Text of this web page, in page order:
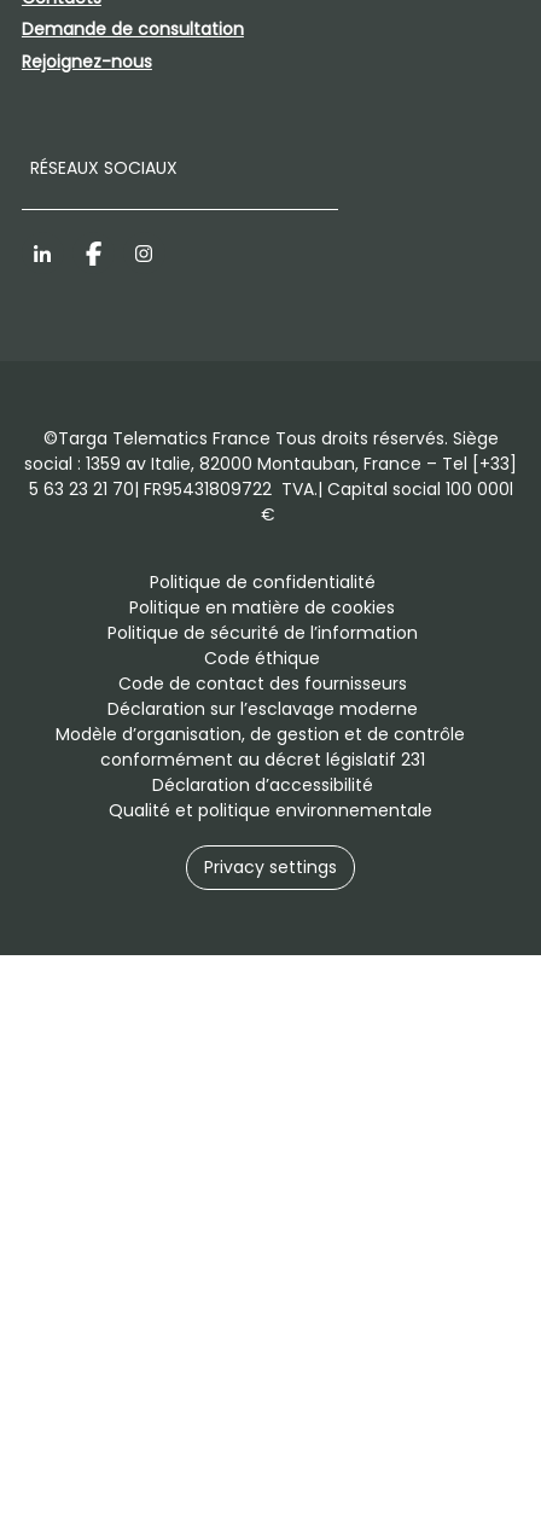
Demande de consultation
Rejoignez-nous
RÉSEAUX SOCIAUX
LinkedInFacebookInstagram
©Targa Telematics France Tous droits réservés. Siège
social : 1359 av Italie, 82000 Montauban, France – Tel [+33]
5 63 23 21 70| FR95431809722 TVA.| Capital social 100 000l
€
Politique de confidentialité
Politique en matière de cookies
Politique de sécurité de l’information
Code éthique
Code de contact des fournisseurs
Déclaration sur l’esclavage moderne
Modèle d’organisation, de gestion et de contrôle
conformément au décret législatif 231
Déclaration d’accessibilité
Qualité et politique environnementale
Privacy settings